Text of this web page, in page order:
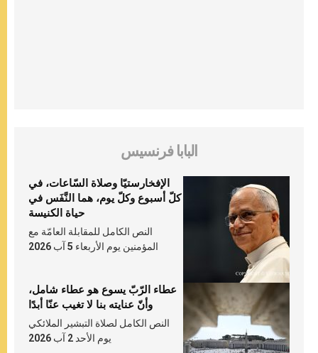
البابا فرنسيس
الإفخارستيّا وصلاة السّاعات، في
كلّ أسبوع وكلّ يوم، هما النَّفَس في
حياة الكنيسة
النص الكامل للمقابلة العامّة مع
المؤمنين يوم الأربعاء 5 آب 2026
عطاء الرّبّ يسوع هو عطاء شامل،
وأنّ عنايته بنا لا تغيب عنّا أبدًا
النص الكامل لصلاة التبشير الملائكي
يوم الأحد 2 آب 2026